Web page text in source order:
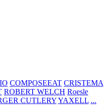
COMPOSEEAT CRISTEMA
ROBERT WELCH Roesle
CUTLERYYAXELL ...